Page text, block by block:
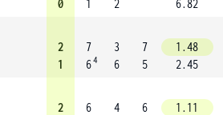
0 1 2
6.82
2
1
7
64
3
6
7
5
1.48
2.45
2
6
4
6
1.11